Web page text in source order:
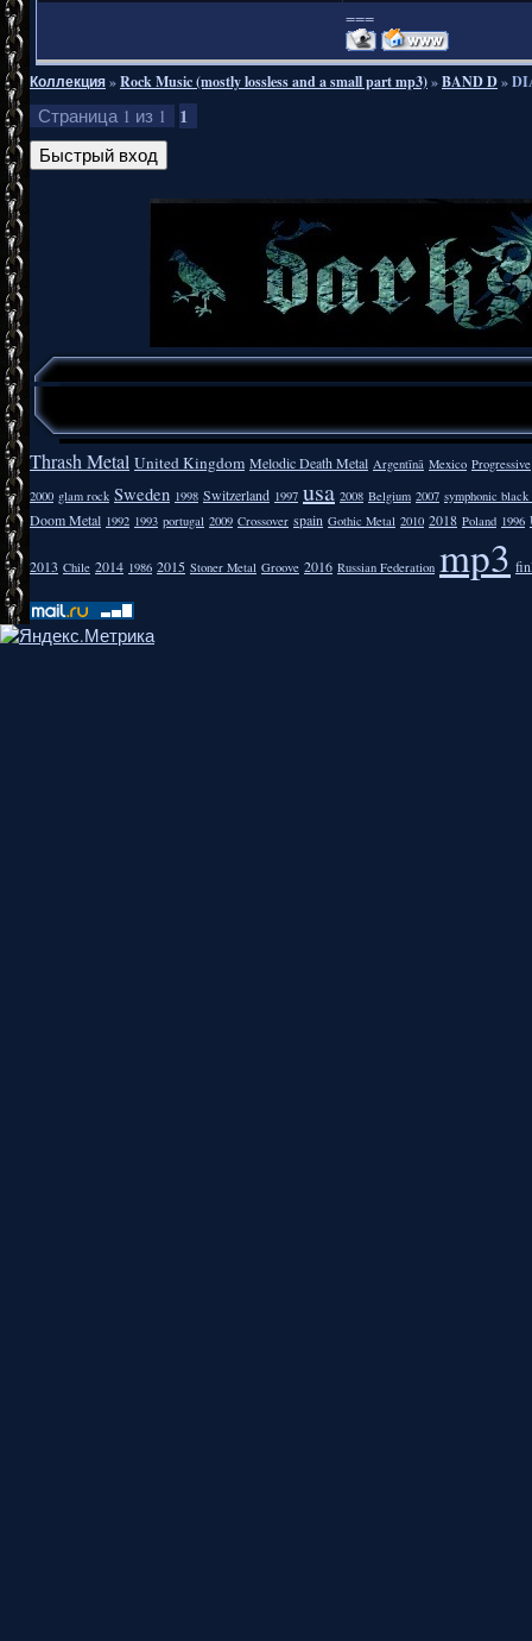
===
Коллекция»Rock Music (mostly lossless and a small part mp3)»BAND D»
Страница 1 из 1 1
Thrash Metal United Kingdom Melodic Death Metal Argentīnā Mexico Progressive
2000 glam rock Sweden 1998 Switzerland 1997 usa 2008 Belgium 2007 symphonic
Doom Metal 1992 1993 portugal 2009 Crossover spain Gothic Metal 2010 2018 Poland 1996
2013 Chile 2014 1986 2015 Stoner Metal Groove 2016 Russian Federation mp3